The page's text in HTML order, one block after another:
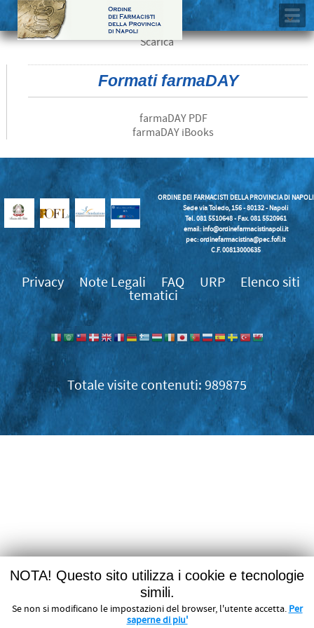
Scarica
Formati farmaDAY
farmaDAY PDF
farmaDAY iBooks
ORDINE DEI FARMACISTI DELLA PROVINCIA DI NAPOLI
Sede via Toledo, 156 - 80132 - Napoli
Tel. 081 5510648 - Fax. 081 5520961
email:info@ordinefarmacistinapoli.it
pec: ordinefarmacistina@pec.fofi.it
C.F. 00813000635
Privacy Note Legali FAQ URP
Elenco siti
tematici
989875
NOTA! Questo sito utilizza i cookie e tecnologie
simili.
Se non si modificano le impostazioni del browser, l'utente accetta. Per
saperne di piu'